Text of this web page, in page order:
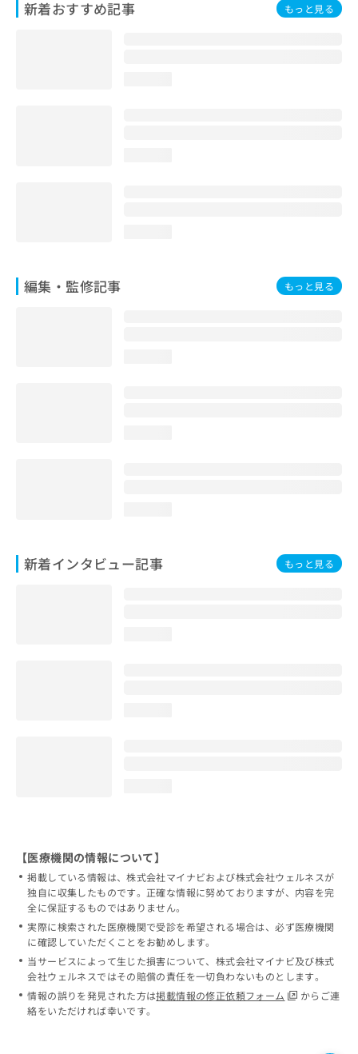
新着おすすめ記事 もっと見る
編集・監修記事 もっと見る
新着インタビュー記事 もっと見る
お
【医療機関の情報について】
掲載している情報は、株式会社マイナビおよび株式会社ウェルネスが
独自に収集したものです。正確な情報に努めておりますが、内容を完
全に保証するものではありません。
実際に検索された医療機関で受診を希望される場合は、必ず医療機関
に確認していただくことをお勧めします。
当サービスによって生じた損害について、株式会社マイナビ及び株式
会社ウェルネスではその賠償の責任を一切負わないものとします。
情報の誤りを発見された方は掲載情報の修正依頼フォーム
からご連
絡をいただければ幸いです。